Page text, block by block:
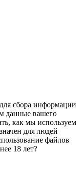
сбора информации
данные вашего
как мы используем
для людей
файлов
18 лет?